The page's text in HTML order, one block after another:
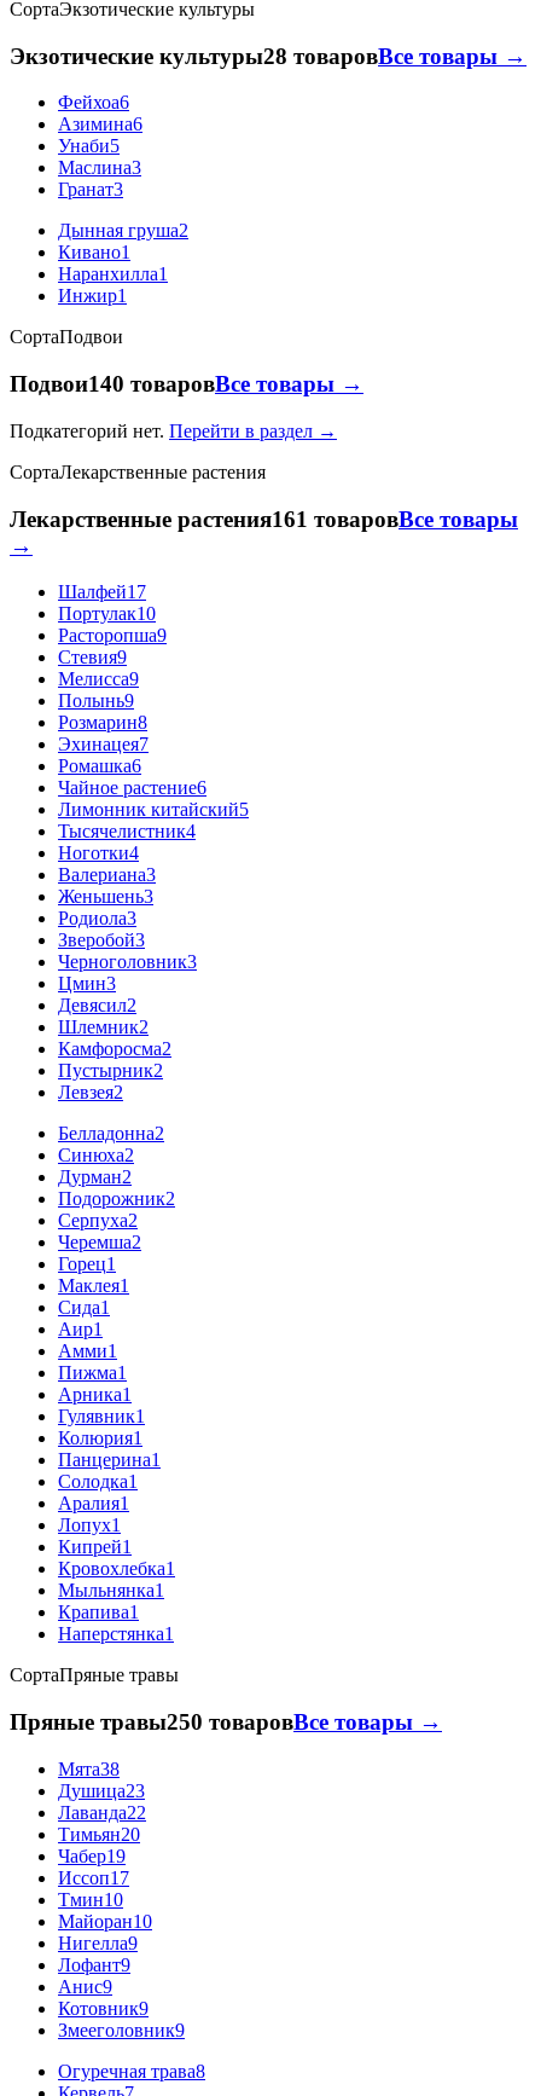
СортаЭкзотические культуры
Экзотические культуры28 товаровВсе товары →
Фейхоа6
Азимина6
Унаби5
Маслина3
Гранат3
Дынная груша2
Кивано1
Наранхилла1
Инжир1
СортаПодвои
Подвои140 товаровВсе товары →
Подкатегорий нет. Перейти в раздел →
СортаЛекарственные растения
Лекарственные растения161 товаровВсе товары
→
Шалфей17
Портулак10
Расторопша9
Стевия9
Мелисса9
Полынь9
Розмарин8
Эхинацея7
Ромашка6
Чайное растение6
Лимонник китайский5
Тысячелистник4
Ноготки4
Валериана3
Женьшень3
Родиола3
Зверобой3
Черноголовник3
Цмин3
Девясил2
Шлемник2
Камфоросма2
Пустырник2
Левзея2
Белладонна2
Синюха2
Дурман2
Подорожник2
Серпуха2
Черемша2
Горец1
Маклея1
Сида1
Аир1
Амми1
Пижма1
Арника1
Гулявник1
Колюрия1
Панцерина1
Солодка1
Аралия1
Лопух1
Кипрей1
Кровохлебка1
Мыльнянка1
Крапива1
Наперстянка1
СортаПряные травы
Пряные травы250 товаровВсе товары →
Мята38
Душица23
Лаванда22
Тимьян20
Чабер19
Иссоп17
Тмин10
Майоран10
Нигелла9
Лофант9
Анис9
Котовник9
Змееголовник9
Огуречная трава8